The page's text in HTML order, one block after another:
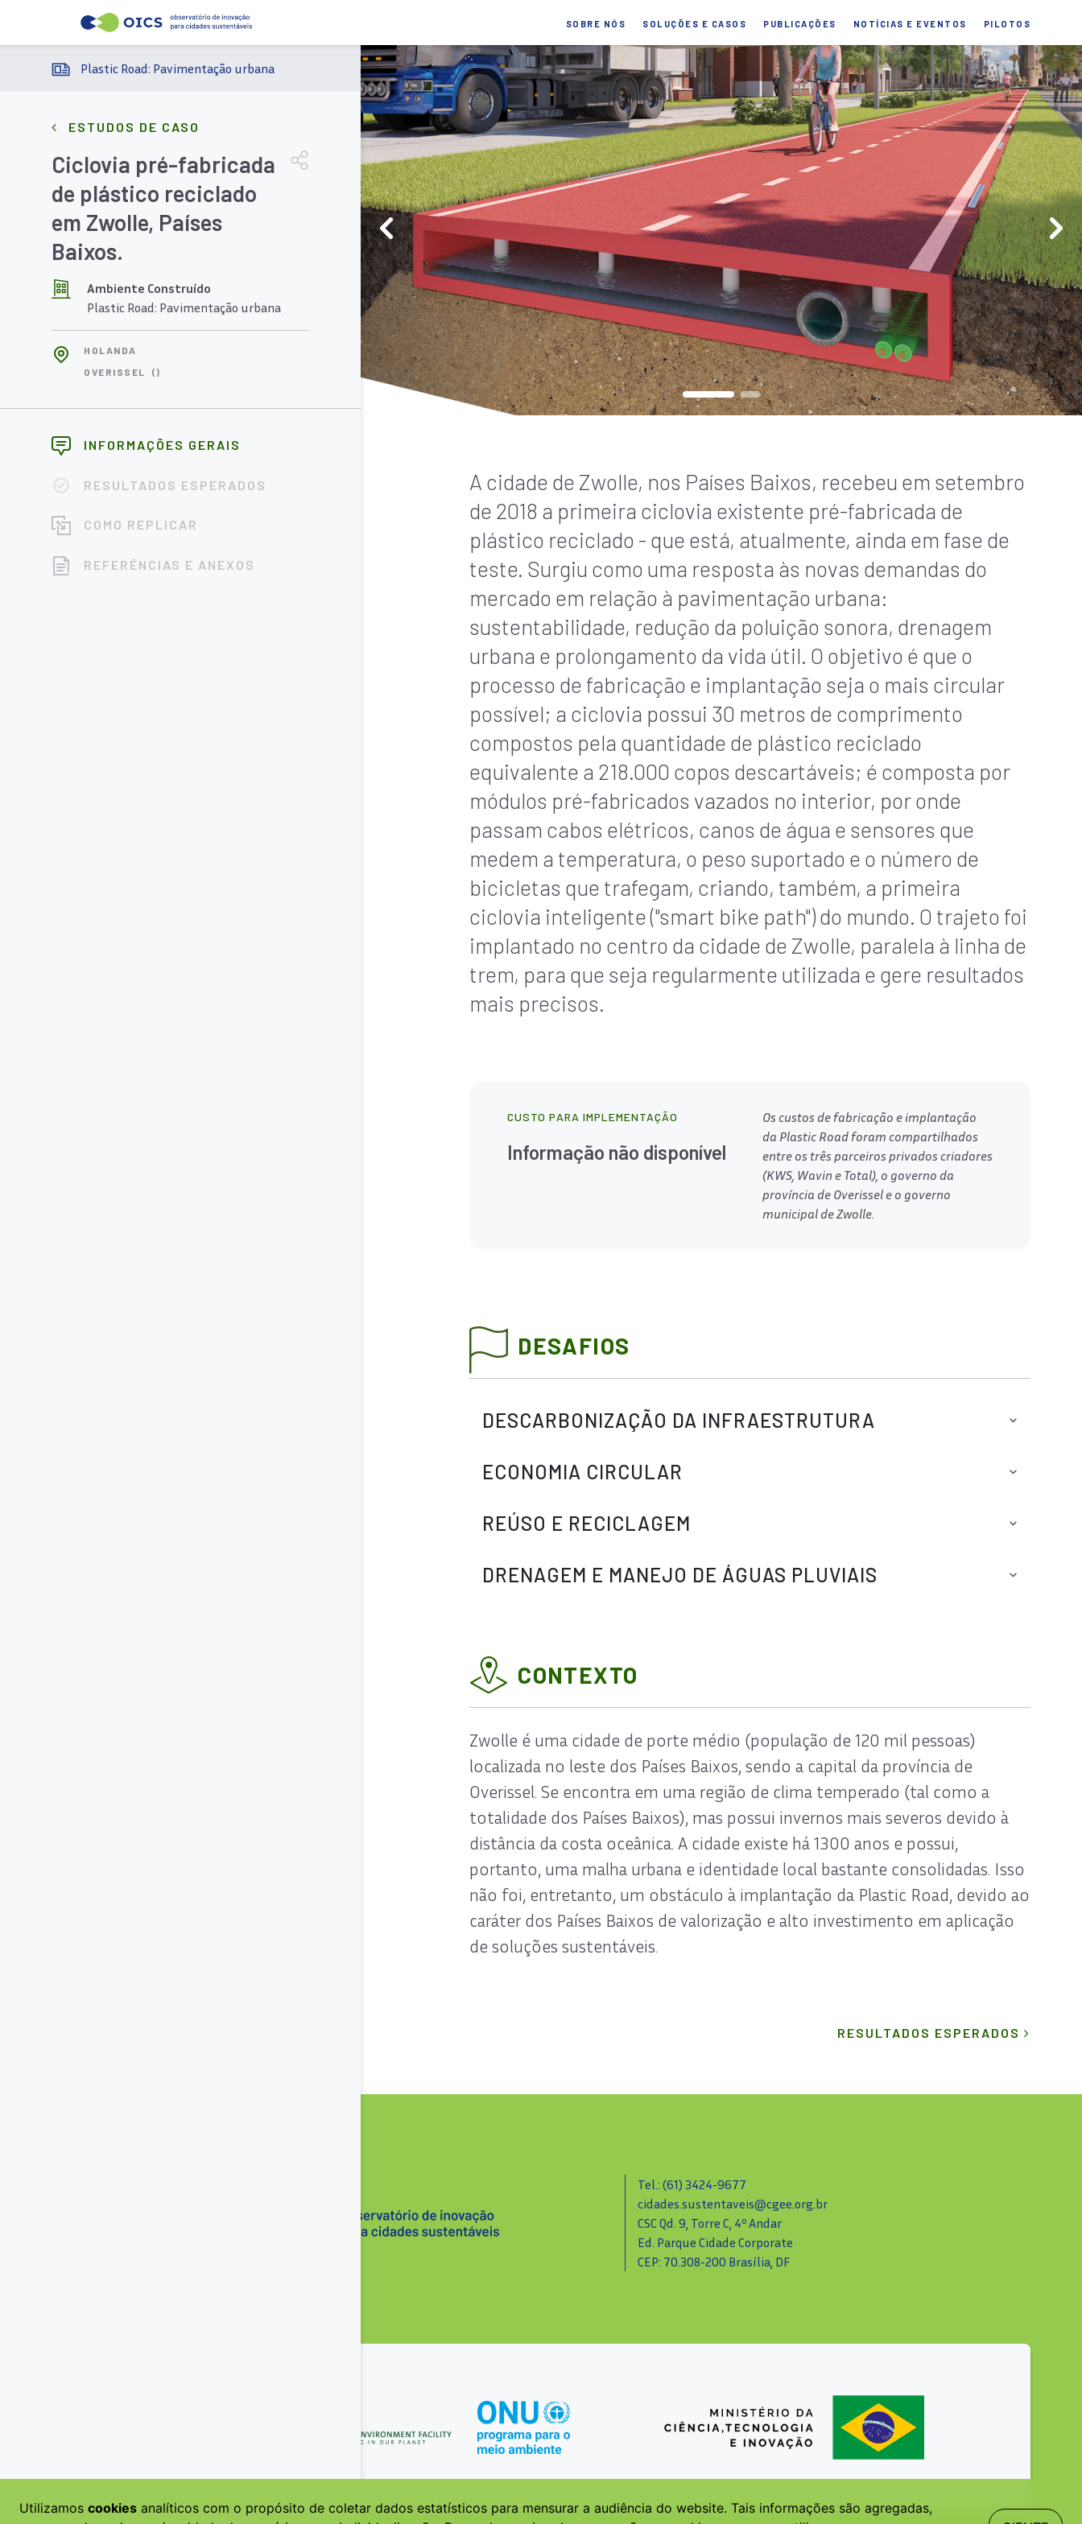
SOBRE NÓS SOLUÇÕES E CASOS PUBLICAÇÕES NOTÍCIAS E EVENTOS PILOTOS
Plastic Road: Pavimentação urbana
ESTUDOS DE CASO
Ciclovia pré-fabricada
de plástico reciclado
em Zwolle, Países
Baixos.
Ambiente Construído
Plastic Road: Pavimentação urbana
HOLANDA
OVERISSEL
()
INFORMAÇÕES GERAIS
RESULTADOS ESPERADOS
COMO REPLICAR
REFERÊNCIAS E ANEXOS
A cidade de Zwolle, nos Países Baixos, recebeu em setembro
de 2018 a primeira ciclovia existente pré-fabricada de
plástico reciclado - que está, atualmente, ainda em fase de
teste. Surgiu como uma resposta às novas demandas do
mercado em relação à pavimentação urbana:
sustentabilidade, redução da poluição sonora, drenagem
urbana e prolongamento da vida útil. O objetivo é que o
processo de fabricação e implantação seja o mais circular
possível; a ciclovia possui 30 metros de comprimento
compostos pela quantidade de plástico reciclado
equivalente a 218.000 copos descartáveis; é composta por
módulos pré-fabricados vazados no interior, por onde
passam cabos elétricos, canos de água e sensores que
medem a temperatura, o peso suportado e o número de
bicicletas que trafegam, criando, também, a primeira
ciclovia inteligente ("smart bike path") do mundo. O trajeto foi
implantado no centro da cidade de Zwolle, paralela à linha de
trem, para que seja regularmente utilizada e gere resultados
mais precisos.
CUSTO PARA IMPLEMENTAÇÃO
Informação não disponível
Os custos de fabricação e implantação
da Plastic Road foram compartilhados
entre os três parceiros privados criadores
(KWS, Wavin e Total), o governo da
província de Overissel e o governo
municipal de Zwolle.
DESAFIOS
DESCARBONIZAÇÃO DA INFRAESTRUTURA
ECONOMIA CIRCULAR
REÚSO E RECICLAGEM
DRENAGEM E MANEJO DE ÁGUAS PLUVIAIS
CONTEXTO
Zwolle é uma cidade de porte médio (população de 120 mil pessoas)
localizada no leste dos Países Baixos, sendo a capital da província de
Overissel. Se encontra em uma região de clima temperado (tal como a
totalidade dos Países Baixos), mas possui invernos mais severos devido à
distância da costa oceânica. A cidade existe há 1300 anos e possui,
portanto, uma malha urbana e identidade local bastante consolidadas. Isso
não foi, entretanto, um obstáculo à implantação da Plastic Road, devido ao
caráter dos Países Baixos de valorização e alto investimento em aplicação
de soluções sustentáveis.
RESULTADOS ESPERADOS
Tel.: (61) 3424-9677
cidades.sustentaveis@cgee.org.br
CSC Qd. 9, Torre C, 4º Andar
Ed. Parque Cidade Corporate
CEP: 70.308-200 Brasília, DF
Utilizamos cookies analíticos com o propósito de coletar dados estatísticos para mensurar a audiência do website. Tais informações são agregadas,